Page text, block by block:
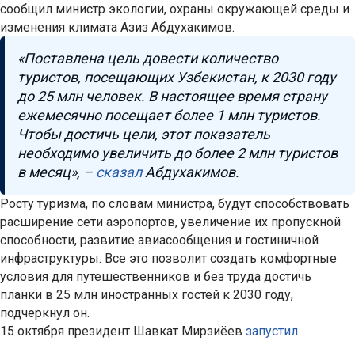
сообщил министр экологии, охраны окружающей среды и
изменения климата Азиз Абдухакимов.
«Поставлена цель довести количество
туристов, посещающих Узбекистан, к 2030 году
до 25 млн человек. В настоящее время страну
ежемесячно посещает более 1 млн туристов.
Чтобы достичь цели, этот показатель
необходимо увеличить до более 2 млн туристов
в месяц», – сказалАбдухакимов.
Росту туризма, по словам министра, будут способствовать
расширение сети аэропортов, увеличение их пропускной
способности, развитие авиасообщения и гостиничной
инфраструктуры. Все это позволит создать комфортные
условия для путешественников и без труда достичь
планки в 25 млн иностранных гостей к 2030 году,
подчеркнул он.
15 октября президент Шавкат Мирзиёев запустил